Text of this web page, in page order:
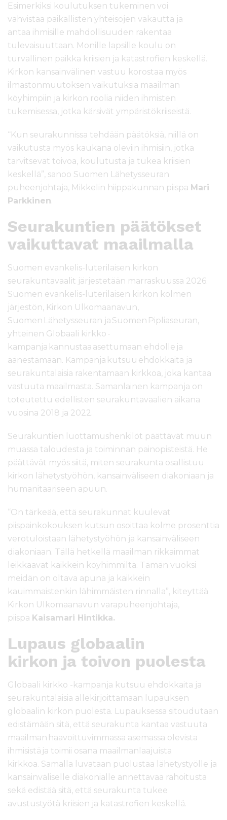
Esimerkiksi koulutuksen tukeminen voi
vahvistaa paikallisten yhteisöjen vakautta ja
antaa ihmisille mahdollisuuden rakentaa
tulevaisuuttaan. Monille lapsille koulu on
turvallinen paikka kriisien ja katastrofien keskellä.
Kirkon kansainvälinen vastuu korostaa myös
ilmastonmuutoksen vaikutuksia maailman
köyhimpiin ja kirkon roolia niiden ihmisten
tukemisessa, jotka kärsivät ympäristökriiseistä.
“Kun seurakunnissa tehdään päätöksiä, niillä on
vaikutusta myös kaukana oleviin ihmisiin, jotka
tarvitsevat toivoa, koulutusta ja tukea kriisien
keskellä”, sanoo Suomen Lähetysseuran
puheenjohtaja, Mikkelin hiippakunnan piispa Mari
Parkkinen.
Seurakuntien päätökset
vaikuttavat maailmalla
Suomen evankelis-luterilaisen kirkon
seurakuntavaalit järjestetään marraskuussa 2026.
Suomen evankelis-luterilaisen kirkon kolmen
järjestön, Kirkon Ulkomaanavun,
Suomen Lähetysseuran ja Suomen Pipliaseuran,
yhteinen Globaali kirkko -
kampanja kannustaa asettumaan ehdolle ja
äänestämään. Kampanja kutsuu ehdokkaita ja
seurakuntalaisia rakentamaan kirkkoa, joka kantaa
vastuuta maailmasta. Samanlainen kampanja on
toteutettu edellisten seurakuntavaalien aikana
vuosina 2018 ja 2022.
Seurakuntien luottamushenkilöt päättävät muun
muassa taloudesta ja toiminnan painopisteistä. He
päättävät myös siitä, miten seurakunta osallistuu
kirkon lähetystyöhön, kansainväliseen diakoniaan ja
humanitaariseen apuun.
“On tärkeää, että seurakunnat kuulevat
piispainkokouksen kutsun osoittaa kolme prosenttia
verotuloistaan lähetystyöhön ja kansainväliseen
diakoniaan. Tällä hetkellä maailman rikkaimmat
leikkaavat kaikkein köyhimmiltä. Tämän vuoksi
meidän on oltava apuna ja kaikkein
kauimmaistenkin lähimmäisten rinnalla”, kiteyttää
Kirkon Ulkomaanavun varapuheenjohtaja,
piispa Kaisamari Hintikka.
Lupaus globaalin
kirkon ja toivon puolesta
Globaali kirkko -kampanja kutsuu ehdokkaita ja
seurakuntalaisia allekirjoittamaan lupauksen
globaalin kirkon puolesta. Lupauksessa sitoudutaan
edistämään sitä, että seurakunta kantaa vastuuta
maailman haavoittuvimmassa asemassa olevista
ihmisistä ja toimii osana maailmanlaajuista
kirkkoa. Samalla luvataan puolustaa lähetystyölle ja
kansainväliselle diakonialle annettavaa rahoitusta
sekä edistää sitä, että seurakunta tukee
avustustyötä kriisien ja katastrofien keskellä.